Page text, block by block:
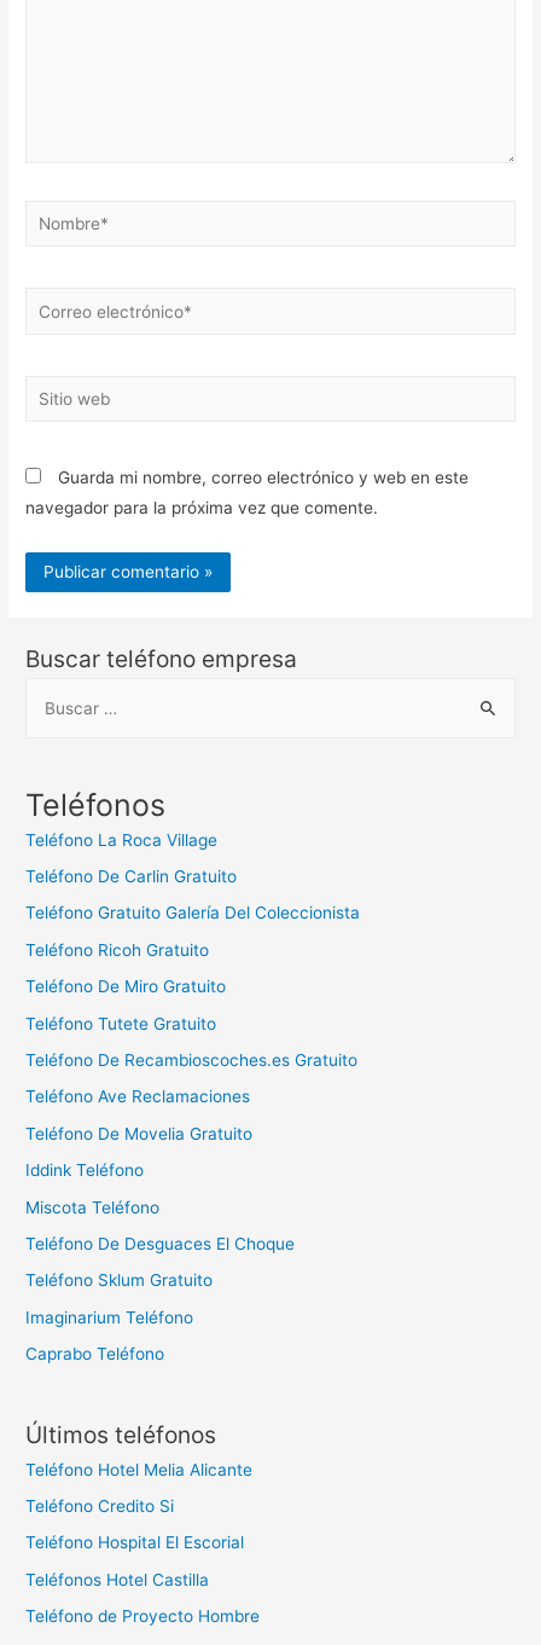
Nombre*
Correo
Sitio
Guarda mi nombre, correo electrónico y web en este
navegador para la próxima vez que comente.
Buscar teléfono empresa
c
:
Teléfonos
Teléfono La Roca Village
Teléfono De Carlin Gratuito
Teléfono Gratuito Galería Del Coleccionista
Teléfono Ricoh Gratuito
Teléfono De Miro Gratuito
Teléfono Tutete Gratuito
Teléfono De Recambioscoches.es Gratuito
Teléfono Ave Reclamaciones
Teléfono De Movelia Gratuito
Iddink Teléfono
Miscota Teléfono
Teléfono De Desguaces El Choque
Teléfono Sklum Gratuito
Imaginarium Teléfono
Caprabo Teléfono
Últimos teléfonos
Teléfono Hotel Melia Alicante
Teléfono Credito Si
Teléfono Hospital El Escorial
Teléfonos Hotel Castilla
Teléfono de Proyecto Hombre